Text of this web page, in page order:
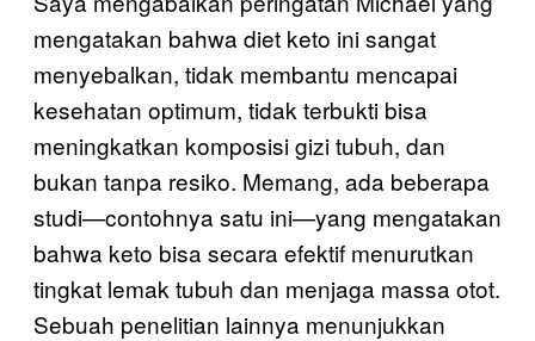
mengatakan bahwa diet keto ini sangat
menyebalkan, tidak membantu mencapai
kesehatan optimum, tidak terbukti bisa
meningkatkan komposisi gizi tubuh, dan
bukan tanpa resiko. Memang, ada beberapa
studi—contohnya satu ini—yang mengatakan
bahwa keto bisa secara efektif menurutkan
tingkat lemak tubuh dan menjaga massa otot.
Sebuah penelitian lainnya menunjukkan